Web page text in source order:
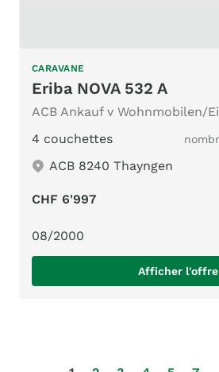
CARAVANE
Eriba NOVA 532 A
4 couchettes
ACB 8240 Thayngen
CHF 6'997
08/2000
Afficher l'offre